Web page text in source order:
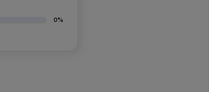
0%